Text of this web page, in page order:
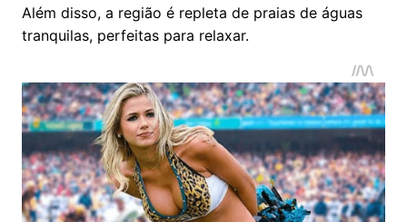
Além disso, a região é repleta de praias de águas
tranquilas, perfeitas para relaxar.